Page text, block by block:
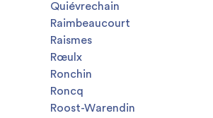
Quiévrechain
Raimbeaucourt
Raismes
Rœulx
Ronchin
Roncq
Roost-Warendin